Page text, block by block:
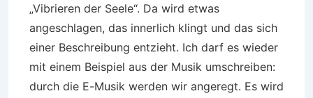
„Vibrieren der Seele“. Da wird etwas
angeschlagen, das innerlich klingt und das sich
einer Beschreibung entzieht. Ich darf es wieder
mit einem Beispiel aus der Musik umschreiben:
durch die E-Musik werden wir angeregt. Es wird